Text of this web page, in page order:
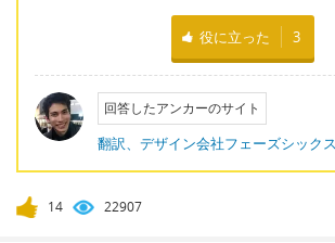
役に立った 3
回答したアンカーのサイト
翻訳、デザイン会社フェーズシックス
14 22907